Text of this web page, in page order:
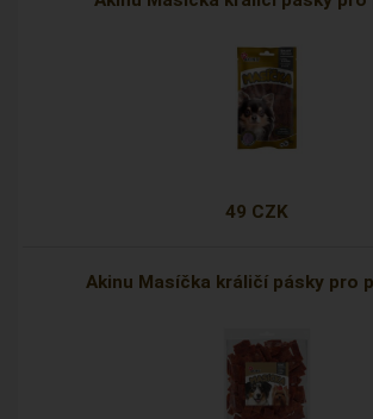
49 CZK
Akinu Masíčka králičí pásky pro